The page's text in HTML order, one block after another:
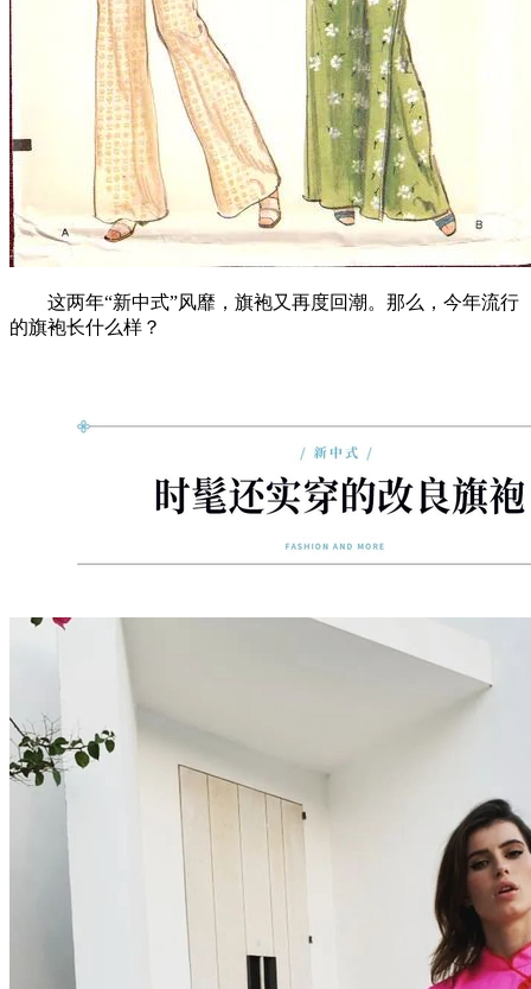
这两年“新中式”风靡，旗袍又再度回潮。那么，今年流行
的旗袍长什么样？